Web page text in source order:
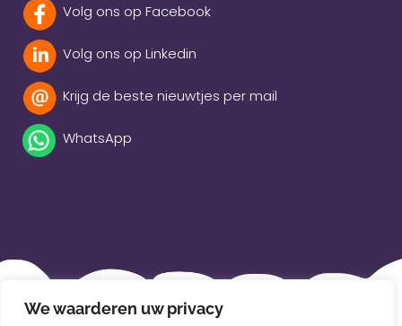
We waarderen uw privacy
Volg ons op Facebook
Volg ons op Linkedin
Krijg de beste nieuwtjes per mail
WhatsApp
Beleidsverklaring